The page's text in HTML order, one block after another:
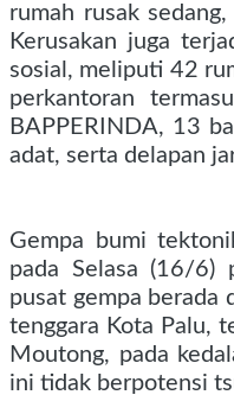
rumah rusak
Kerusakan juga
sosial, meliputi 42
perkantoran
BAPPERINDA, 13
adat, serta delapan
Gempa bumi
pada Selasa (16/6)
pusat gempa
tenggara Kota Palu,
Moutong, pada
ini tidak berpotensi